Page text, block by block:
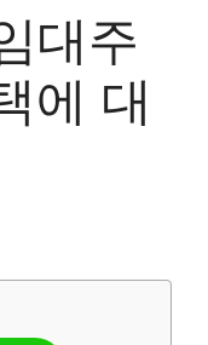
대주
에 대